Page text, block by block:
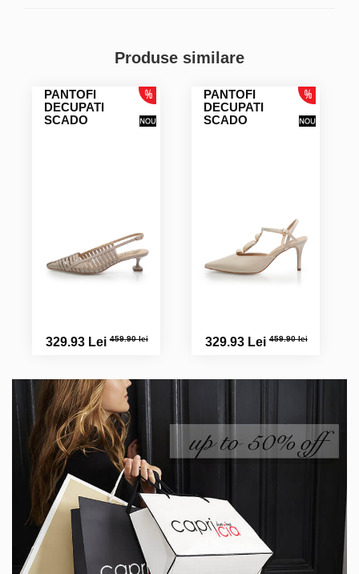
Produse similare
PANTOFI
DECUPATI
SCADO
329.93 Lei459.90 lei
PANTOFI
DECUPATI
SCADO
329.93 Lei459.90 lei